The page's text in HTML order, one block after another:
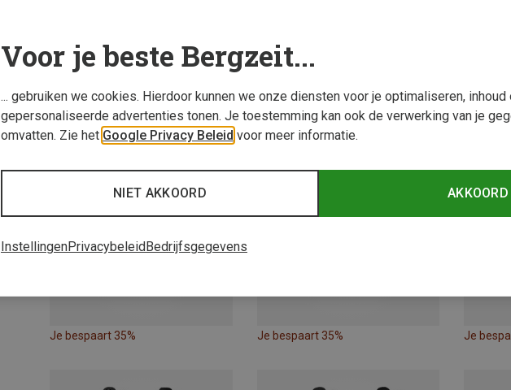
€ 64,60
Je bespaart 35% Je bespaart 35% Je
Voor je beste Bergzeit...
... gebruiken we cookies. Hierdoor kunnen we onze diensten voor je optimaliseren,
gepersonaliseerde advertenties tonen. Je toestemming kan ook de verwerking van je
omvatten. Zie het Google Privacy Beleid voor meer informatie.
AKKOORD
NIET AKKOORD
InstellingenPrivacybeleidBedrijfsgegevens